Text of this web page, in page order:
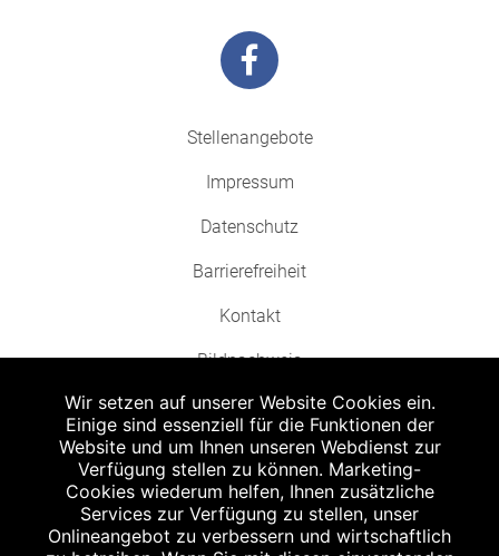
Stellenangebote
Impressum
Datenschutz
Barrierefreiheit
Kontakt
Bildnachweis
Abgabe in haushaltsüblichen Mengen, solange der Vorrat reicht. Für Druck-
und Satzfehler keine Haftung.
Zu Risiken und Nebenwirkungen lesen Sie die Packungsbeilage und fragen
Wir setzen auf unserer Website Cookies ein.
Einige sind essenziell für die Funktionen der
Website und um Ihnen unseren Webdienst zur
Verfügung stellen zu können. Marketing-
Cookies wiederum helfen, Ihnen zusätzliche
Services zur Verfügung zu stellen, unser
Onlineangebot zu verbessern und wirtschaftlich